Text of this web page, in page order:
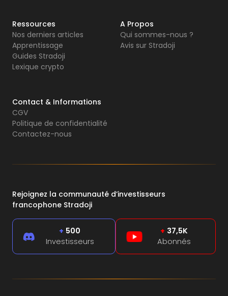
Ressources
Nos derniers articles
Apprentissage
Guides Stradoji
Lexique crypto
A Propos
Qui sommes-nous ?
Avis sur Stradoji
Contact & Informations
CGV
Politique de confidentialité
Contactez-nous
Rejoignez la communauté d’investisseurs
francophone Stradoji
+ 500
Investisseurs
+ 37,5K
Abonnés